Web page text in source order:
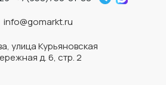
info@gomarkt.ru
улица Курьяновская
д. 6, стр. 2